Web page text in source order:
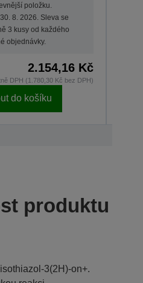
položku.
8. 2026. Sleva se
3 kusy od každého
objednávky.
2.154,16 Kč
DPH (1.780,30 Kč bez DPH)
do košíku
produktu
3(2H)-on+.